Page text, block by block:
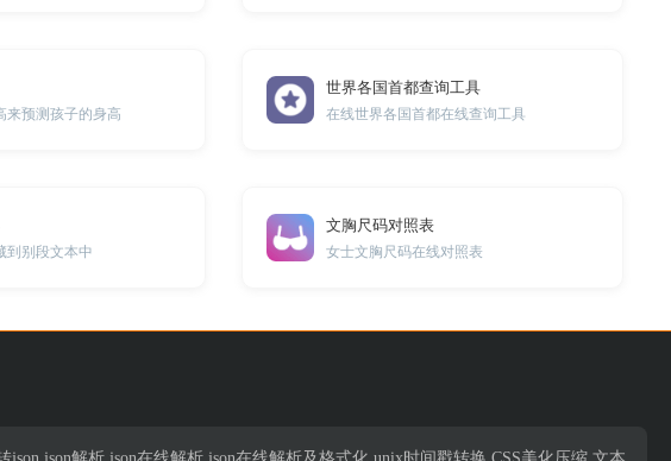
来预测孩子的身高
世界各国首都查询工具
在线世界各国首都在线查询工具
到别段文本中
文胸尺码对照表
女士文胸尺码在线对照表
解析,json在线解析,json在线解析及格式化,unix时间戳转换,CSS美化压缩,文本